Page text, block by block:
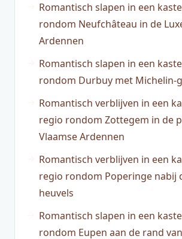
Romantisch slapen in een
rondom Neufchâteau in de
Ardennen
Romantisch slapen in een
rondom Durbuy met Michelin-
Romantisch verblijven in een
regio rondom Zottegem in de
Vlaamse Ardennen
Romantisch verblijven in een
regio rondom Poperinge nabij
heuvels
Romantisch slapen in een
rondom Eupen aan de rand